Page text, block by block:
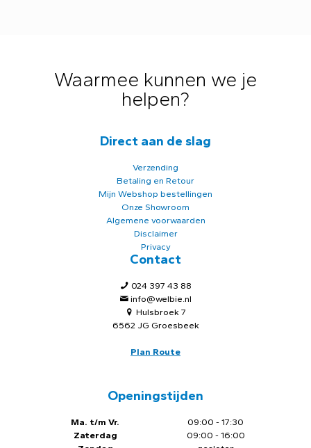
Waarmee kunnen we je
helpen?
Direct aan de slag
Verzending
Betaling en Retour
Mijn Webshop bestellingen
Onze Showroom
Algemene voorwaarden
Disclaimer
Privacy
Contact
024 397 43 88
info@welbie.nl
Hulsbroek 7
6562 JG Groesbeek
Plan Route
Openingstijden
Ma. t/m Vr.
Zaterdag
09:00 - 17:30
09:00 - 16:00